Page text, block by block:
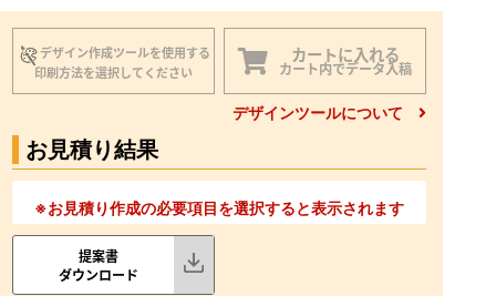
デザイン作成ツールを使用する
印刷方法を選択してください
カートに入れる
カート内でデータ入稿
デザインツールについて
お見積り結果
※お見積り作成の必要項目を選択すると表示されます
提案書
ダウンロード